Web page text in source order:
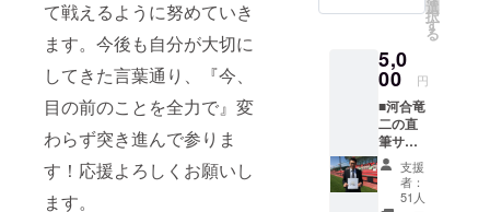
て戦えるように努めていき
ます。今後も自分が大切に
してきた言葉通り、『今、
目の前のことを全力で』変
わらず突き進んで参りま
す！応援よろしくお願いし
ます。
選
択
す
る
5,0
00 円
■河合竜
二の直
筆サイ
ン色紙
＋お礼
のメー
支援
者：
51人